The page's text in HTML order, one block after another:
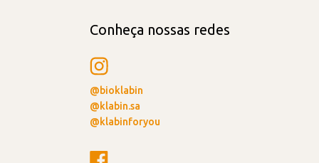
Conheça nossas redes
@bioklabin
@klabin.sa
@klabinforyou